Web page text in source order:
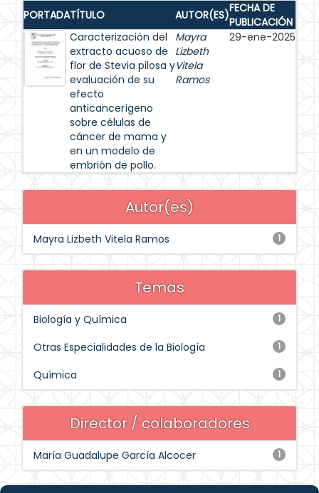
PORTADATÍTULO AUTOR(ES)FECHA DE
PUBLICACIÓN
Caracterización del
extracto acuoso de
flor de Stevia pilosa y
evaluación de su
efecto
anticancerígeno
sobre células de
cáncer de mama y
en un modelo de
embrión de pollo.
Mayra
Lizbeth
Vitela
Ramos
29-ene-2025
Autor(es)
1
Mayra Lizbeth Vitela Ramos
Temas
1
Biología y Química
1
Otras Especialidades de la Biología
1
Química
Director / colaboradores
1
María Guadalupe García Alcocer